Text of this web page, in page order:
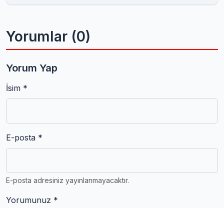
Yorumlar (0)
Yorum Yap
İsim *
E-posta *
E-posta adresiniz yayınlanmayacaktır.
Yorumunuz *